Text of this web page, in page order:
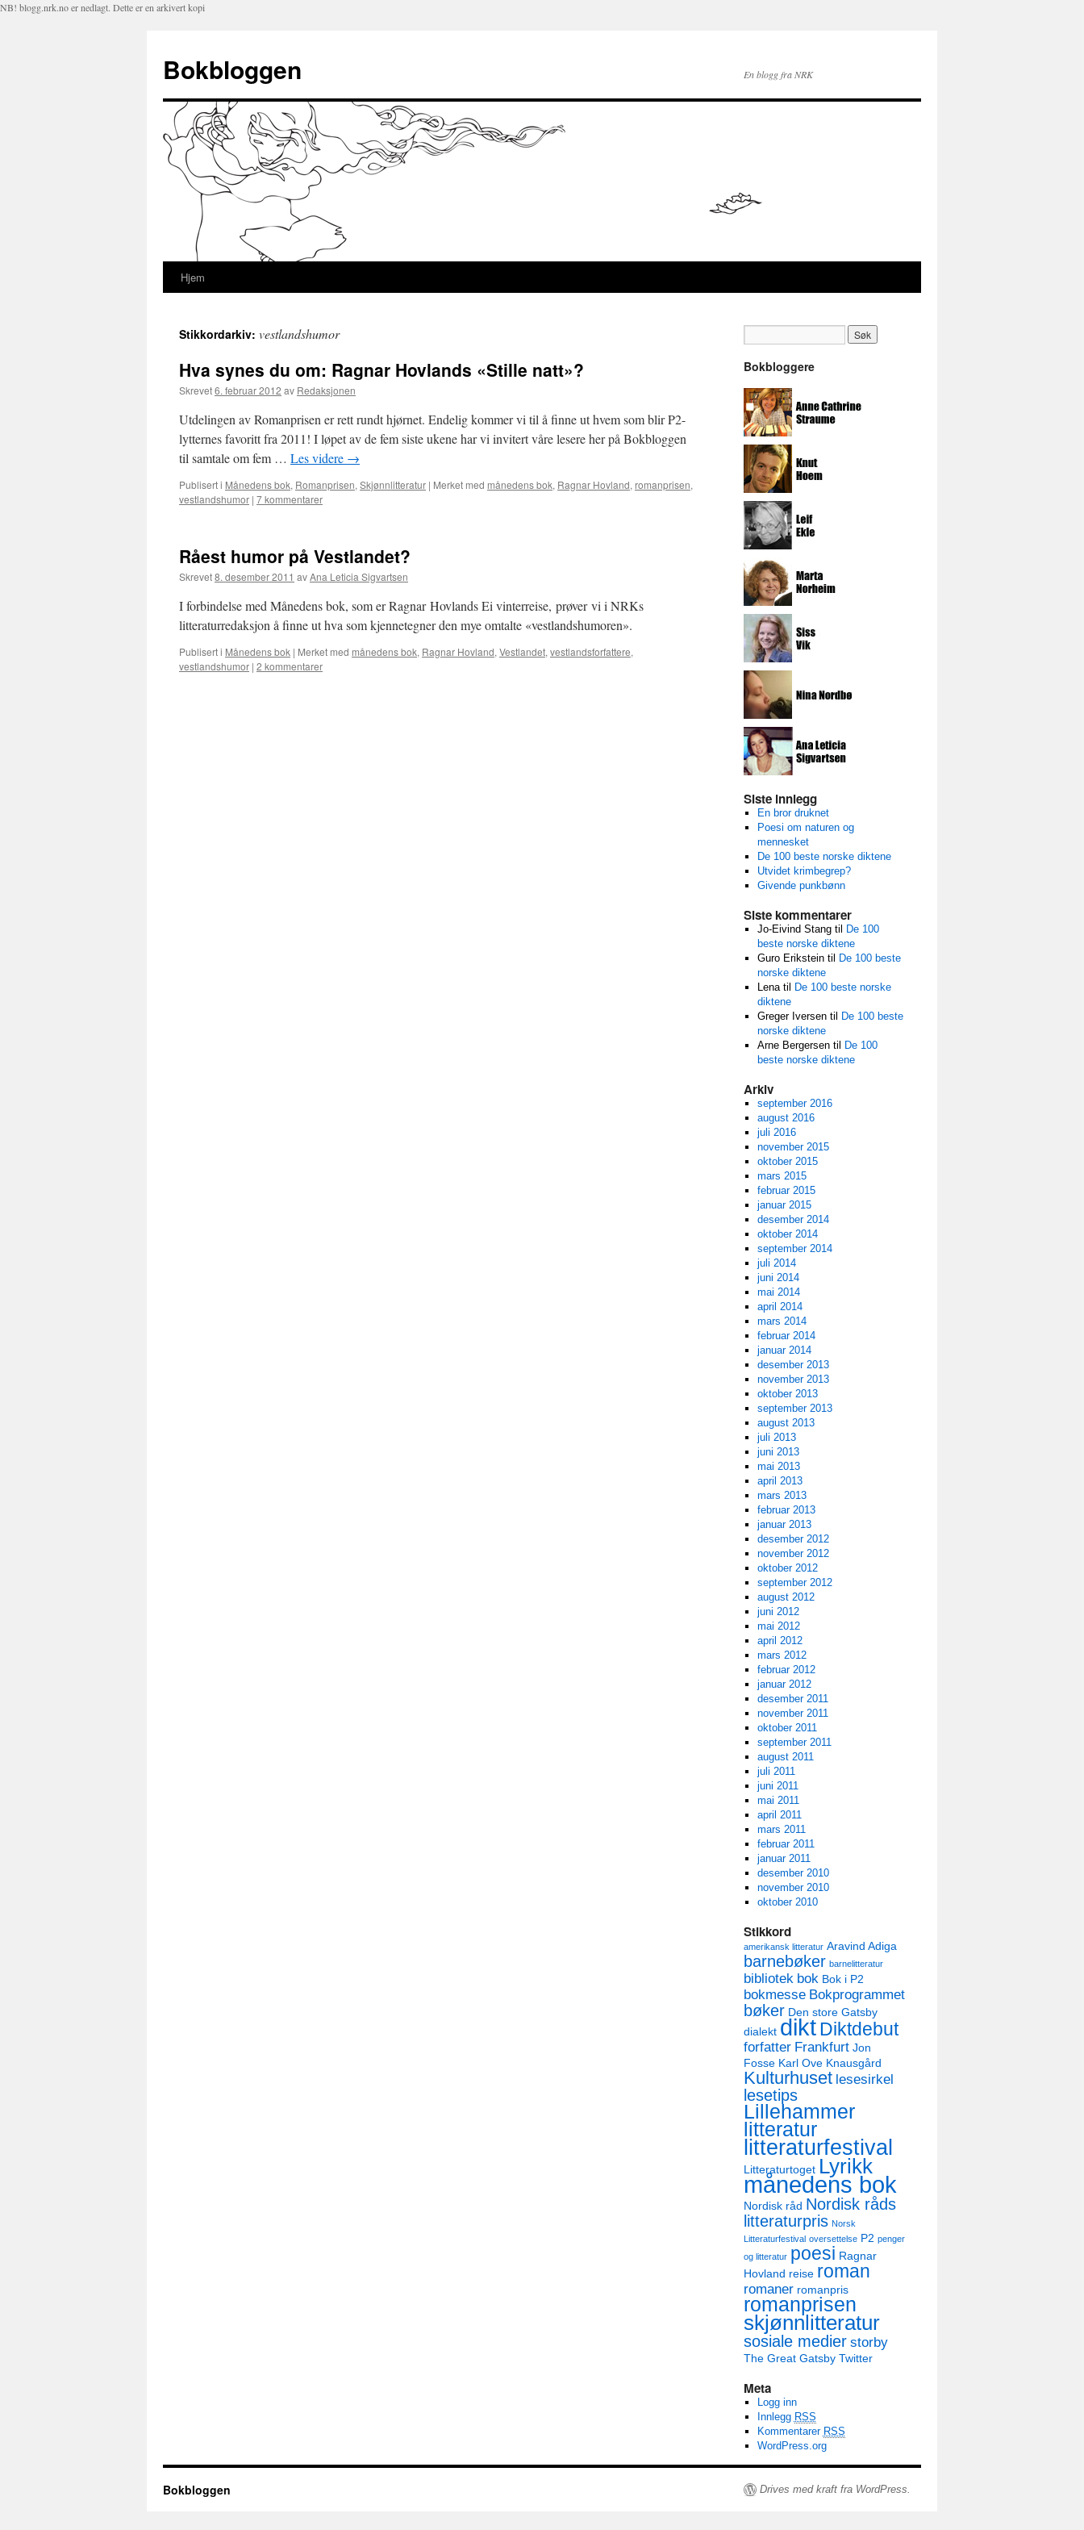
NB! blogg.nrk.no er nedlagt. Dette er en arkivert kopi
Bokbloggen En blogg fra NRK
Hopp
innhold
Hjem
Stikkordarkiv: vestlandshumor
Hva synes du om: Ragnar Hovlands «Stille natt»?
Skrevet6. februar 2012 av Redaksjonen
Utdelingen av Romanprisen er rett rundt hjørnet. Endelig kommer vi til å finne ut hvem som blir P2-
lytternes favoritt fra 2011! I løpet av de fem siste ukene har vi invitert våre lesere her på Bokbloggen
til samtale om fem … Les videre →
Publisert i Månedens bok, Romanprisen, Skjønnlitteratur | Merket med månedens bok, Ragnar Hovland, romanprisen,
vestlandshumor | 7 kommentarer
Råest humor på Vestlandet?
Skrevet8. desember 2011 avAna Leticia Sigvartsen
I forbindelse med Månedens bok, som er Ragnar Hovlands Ei vinterreise, prøver vi i NRKs
litteraturredaksjon å finne ut hva som kjennetegner den mye omtalte «vestlandshumoren».
Publisert i Månedens bok | Merket med månedens bok, Ragnar Hovland, Vestlandet, vestlandsforfattere,
vestlandshumor | 2 kommentarer
Bokbloggere
Siste innlegg
En bror druknet
Poesi om naturen og
mennesket
De 100 beste norske diktene
Utvidet krimbegrep?
Givende punkbønn
Siste kommentarer
Jo-Eivind Stangtil
De 100
beste norske diktene
Guro Eriksteintil
De 100 beste
norske diktene
Lenatil
De 100 beste norske
diktene
Greger Iversentil
De 100 beste
norske diktene
Arne Bergersentil
De 100
beste norske diktene
Arkiv
september 2016
august 2016
juli 2016
november 2015
oktober 2015
mars 2015
februar 2015
januar 2015
desember 2014
oktober 2014
september 2014
juli 2014
juni 2014
mai 2014
april 2014
mars 2014
februar 2014
januar 2014
desember 2013
november 2013
oktober 2013
september 2013
august 2013
juli 2013
juni 2013
mai 2013
april 2013
mars 2013
februar 2013
januar 2013
desember 2012
november 2012
oktober 2012
september 2012
august 2012
juni 2012
mai 2012
april 2012
mars 2012
februar 2012
januar 2012
desember 2011
november 2011
oktober 2011
september 2011
august 2011
juli 2011
juni 2011
mai 2011
april 2011
mars 2011
februar 2011
januar 2011
desember 2010
november 2010
oktober 2010
Stikkord
amerikansk litteratur Aravind Adiga
barnebøker barnelitteratur
bibliotek bok Bok i P2
bokmesse Bokprogrammet
bøker Den store Gatsby
dialekt diktDiktdebut
forfatter Frankfurt Jon
Fosse Karl Ove Knausgård
Kulturhuset lesesirkel
lesetips
Lillehammer
litteratur
litteraturfestival
Litteraturtoget Lyrikk
månedens bok
Nordisk råd Nordisk råds
litteraturpris Norsk
Litteraturfestival oversettelse P2 penger
og litteratur poesi Ragnar
Hovland reise roman
romaner romanpris
romanprisen
skjønnlitteratur
sosiale medier storby
The Great Gatsby Twitter
Meta
Logg inn
Innlegg RSS
Kommentarer RSS
WordPress.org
Bokbloggen Drives med kraft fra WordPress.